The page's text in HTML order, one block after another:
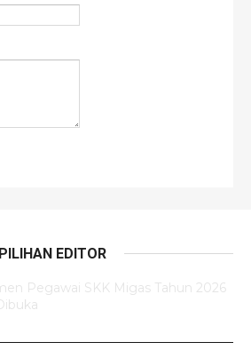
PILIHAN EDITOR
Pegawai SKK Migas Tahun 2026